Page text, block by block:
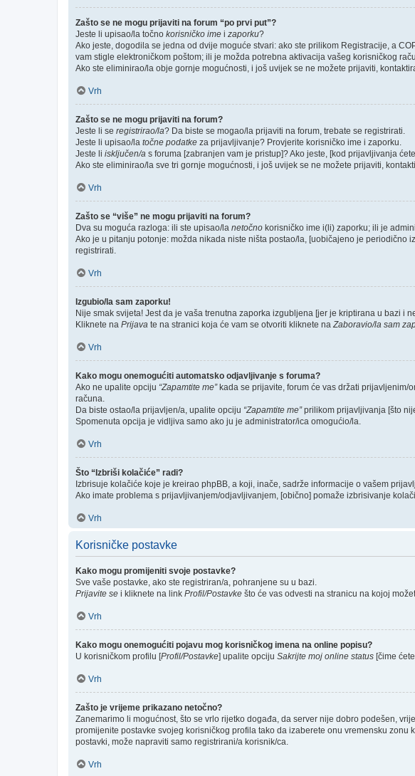
Zašto se ne mogu prijaviti na forum “po prvi put”?
Jeste li upisao/la točno korisničko ime i zaporku?
Ako jeste, dogodila se jedna od dvije moguće stvari: ako ste prilikom Registracije, a
vam stigle elektroničkom poštom; ili je možda potrebna aktivacija vašeg korisničkog
Ako ste eliminirao/la obje gornje mogućnosti, i još uvijek se ne možete prijaviti,
Vrh
Zašto se ne mogu prijaviti na forum?
Jeste li se registrirao/la? Da biste se mogao/la prijaviti na forum, trebate se registrirati.
Jeste li upisao/la točne podatke za prijavljivanje? Provjerite korisničko ime i zaporku.
Jeste li isključen/a s foruma [zabranjen vam je pristup]? Ako jeste, [kod prijavljivanja
Ako ste eliminirao/la sve tri gornje mogućnosti, i još uvijek se ne možete prijaviti,
Vrh
Zašto se “više” ne mogu prijaviti na forum?
Dva su moguća razloga: ili ste upisao/la netočno korisničko ime i(li) zaporku; ili je
Ako je u pitanju potonje: možda nikada niste ništa postao/la, [uobičajeno je
registrirati.
Vrh
Izgubio/la sam zaporku!
Nije smak svijeta! Jest da je vaša trenutna zaporka izgubljena [jer je kriptirana u bazi i
Kliknete na Prijava te na stranici koja će vam se otvoriti kliknete naZaboravio/la sam
Vrh
Kako mogu onemogućiti automatsko odjavljivanje s foruma?
Ako ne upalite opciju “Zapamtite me”kada se prijavite, forum će vas držati prijavljenim/
računa.
Da biste ostao/la prijavljen/a, upalite opciju “Zapamtite me”prilikom prijavljivanja [što
Spomenuta opcija je vidljiva samo ako ju je administrator/ica omogućio/la.
Vrh
Što “Izbriši kolačiće” radi?
Izbrisuje kolačiće koje je kreirao phpBB, a koji, inače, sadrže informacije o vašem
Ako imate problema s prijavljivanjem/odjavljivanjem, [obično] pomaže izbrisivanje
Vrh
Korisničke postavke
Kako mogu promijeniti svoje postavke?
Sve vaše postavke, ako ste registriran/a, pohranjene su u bazi.
Prijavite se i kliknete na link Profil/Postavke što će vas odvesti na stranicu na kojoj
Vrh
Kako mogu onemogućiti pojavu mog korisničkog imena na online popisu?
U korisničkom profilu [Profil/Postavke] upalite opciju Sakrijte moj online status [čime
Vrh
Zašto je vrijeme prikazano netočno?
Zanemarimo li mogućnost, što se vrlo rijetko događa, da server nije dobro podešen,
promijenite postavke svojeg korisničkog profila tako da izaberete onu vremensku
postavki, može napraviti samo registrirani/a korisnik/ca.
Vrh